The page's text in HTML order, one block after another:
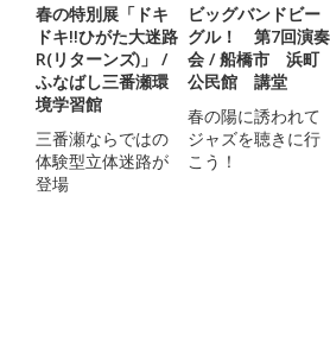
春の特別展「ドキ
ドキ!!ひがた大迷路
R(リターンズ)」 /
ふなばし三番瀬環
境学習館
三番瀬ならではの
体験型立体迷路が
登場
ビッグバンドビー
グル！ 第7回演奏
会 / 船橋市 浜町
公民館 講堂
春の陽に誘われて
ジャズを聴きに行
こう！